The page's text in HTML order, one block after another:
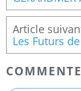
Les Futurs